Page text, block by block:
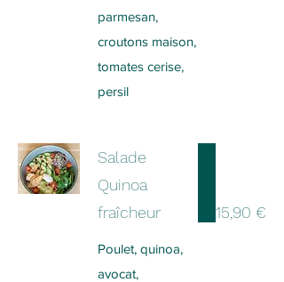
parmesan,
croutons maison,
tomates cerise,
persil
Salade
Quinoa
fraîcheur
Poulet, quinoa,
avocat,
15,90 €